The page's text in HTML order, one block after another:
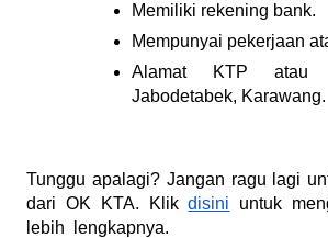
Memiliki rekening bank.
Mempunyai pekerjaan
Alamat KTP atau
Jabodetabek, Karawang.
Tunggu apalagi? Jangan ragu lagi
dari OK KTA. Klik disini untuk
lebih  lengkapnya.